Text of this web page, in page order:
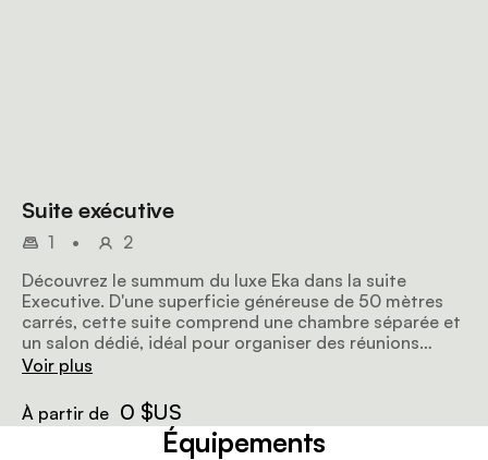
Suite exécutive
1 •
2
Découvrez le summum du luxe Eka dans la suite
Executive. D'une superficie généreuse de 50 mètres
carrés, cette suite comprend une chambre séparée et
un salon dédié, idéal pour organiser des réunions
privées ou simplement profiter d'une retraite
Voir plus
À partir de 0 $US
Équipements